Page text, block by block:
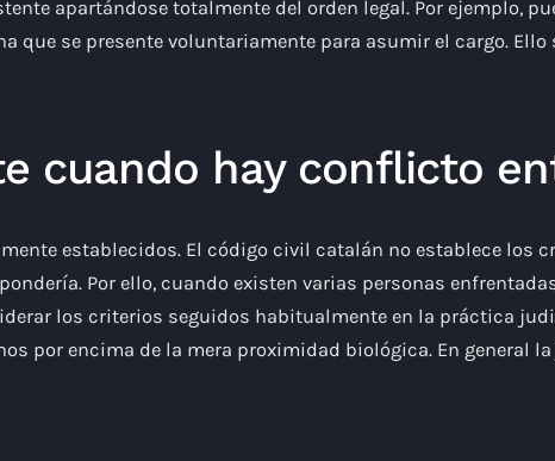
apartándose totalmente del orden legal. Por ejemplo,
que se presente voluntariamente para asumir el cargo.
cuando hay conflicto
establecidos. El código civil catalán no establece los
Por ello, cuando existen varias personas
los criterios seguidos habitualmente en la práctica
por encima de la mera proximidad biológica. En general